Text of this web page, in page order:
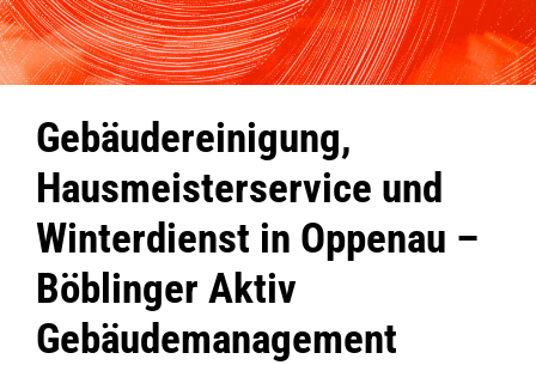
Gebäudereinigung,
Hausmeisterservice und
Winterdienst in Oppenau –
Böblinger Aktiv
Gebäudemanagement